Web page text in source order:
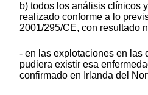
b) todos los análisis clínicos
realizado conforme a lo
2001/295/CE, con resultado
- en las explotaciones en las
pudiera existir esa
confirmado en Irlanda del